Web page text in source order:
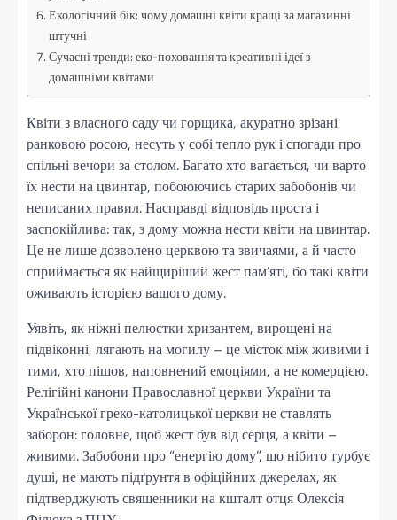
Екологічний бік: чому домашні квіти кращі за магазинні
штучні
Сучасні тренди: еко-поховання та креативні ідеї з
домашніми квітами
Квіти з власного саду чи горщика, акуратно зрізані
ранковою росою, несуть у собі тепло рук і спогади про
спільні вечори за столом. Багато хто вагається, чи варто
їх нести на цвинтар, побоюючись старих забобонів чи
неписаних правил. Насправді відповідь проста і
заспокійлива: так, з дому можна нести квіти на цвинтар.
Це не лише дозволено церквою та звичаями, а й часто
сприймається як найщиріший жест пам’яті, бо такі квіти
оживають історією вашого дому.
Уявіть, як ніжні пелюстки хризантем, вирощені на
підвіконні, лягають на могилу – це місток між живими і
тими, хто пішов, наповнений емоціями, а не комерцією.
Релігійні канони Православної церкви України та
Української греко-католицької церкви не ставлять
заборон: головне, щоб жест був від серця, а квіти –
живими. Забобони про “енергію дому”, що нібито турбує
душі, не мають підґрунтя в офіційних джерелах, як
підтверджують священники на кшталт отця Олексія